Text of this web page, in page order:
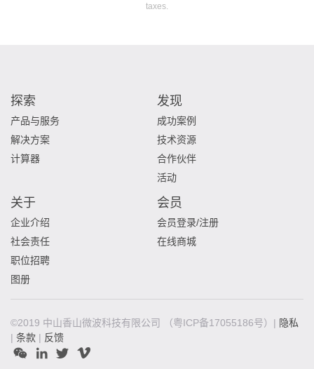
taxes.
探索
产品与服务
解决方案
计算器
发现
成功案例
技术资源
合作伙伴
活动
关于
企业介绍
社会责任
职位招聘
图册
会员
会员登录/注册
在线商城
©2019 中山香山微波科技有限公司 （粤ICP备17055186号）| 隐私
| 条款 | 反馈